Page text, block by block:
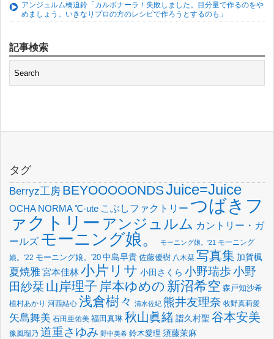
アンジュルム橋迫鈴「カルボナーラ！失敗しました。目分量で作るのをや
めましょう。いきなりプロの方のレシピで作ろうとするのも」
記事検索
タグ
Berryz工房 BEYOOOOONDSJuice=Juice
OCHA NORMA℃-ute こぶしファクトリー つばきフ
ァクトリー アンジュルム カントリー・ガ
ールズ モーニング娘。 モーニング娘。'21 モーニング
娘。'22 モーニング娘。'20 中島早貴 佐藤優樹 八木栞 写真集 加賀楓
夏焼雅宮本佳林小片リサ 小田さくら 小野瑞歩小野
田紗栞 山岸理子 岸本ゆめの 新沼希空 森戸知沙希
植村あかり 河西結心 浅倉樹々 清水佐紀 熊井友理奈 牧野真莉愛
矢島舞美 石田亜佑美 福田真琳 秋山眞緒譜久村聖 谷本安美
豫風瑠乃 道重さゆみ 野中美希 鈴木愛理 須藤茉麻